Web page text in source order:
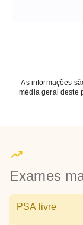
As informações
média geral deste
Exames
PSA livre